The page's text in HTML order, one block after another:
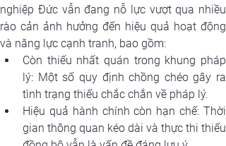
nghiệp Đức vẫn đang nỗ lực vượt qua nhiều
rào cản ảnh hưởng đến hiệu quả hoạt động
và năng lực cạnh tranh, bao gồm:
Còn thiếu nhất quán trong khung pháp
lý: Một số quy định chồng chéo gây ra
tình trạng thiếu chắc chắn về pháp lý.
Hiệu quả hành chính còn hạn chế: Thời
gian thông quan kéo dài và thực thi thiếu